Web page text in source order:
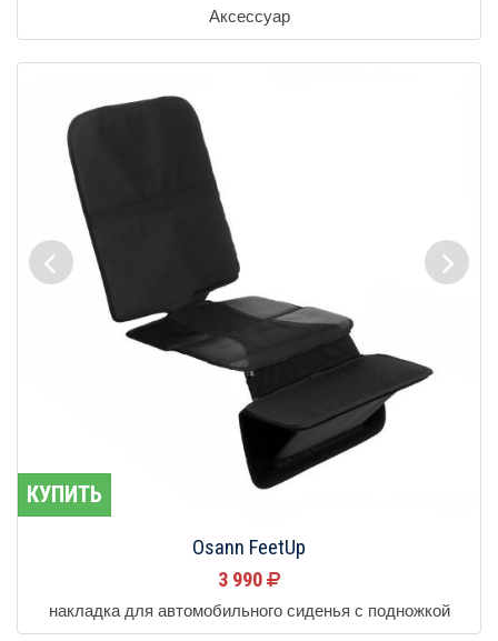
Аксессуар
КУПИТЬ
Osann FeetUp
3 990
накладка для автомобильного сиденья с подножкой